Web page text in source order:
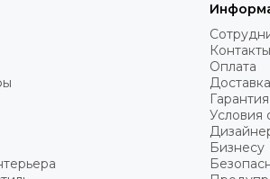
Контакты
Оплата
Доставка
Гарантия
Условия
Бизнесу